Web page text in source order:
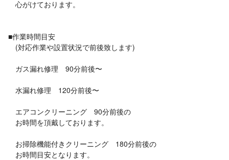
心がけております。
■作業時間目安
(対応作業や設置状況で前後致します)
ガス漏れ修理 90分前後〜
水漏れ修理 120分前後〜
エアコンクリーニング 90分前後の
お時間を頂戴しております。
お掃除機能付きクリーニング 180分前後の
お時間目安となります。